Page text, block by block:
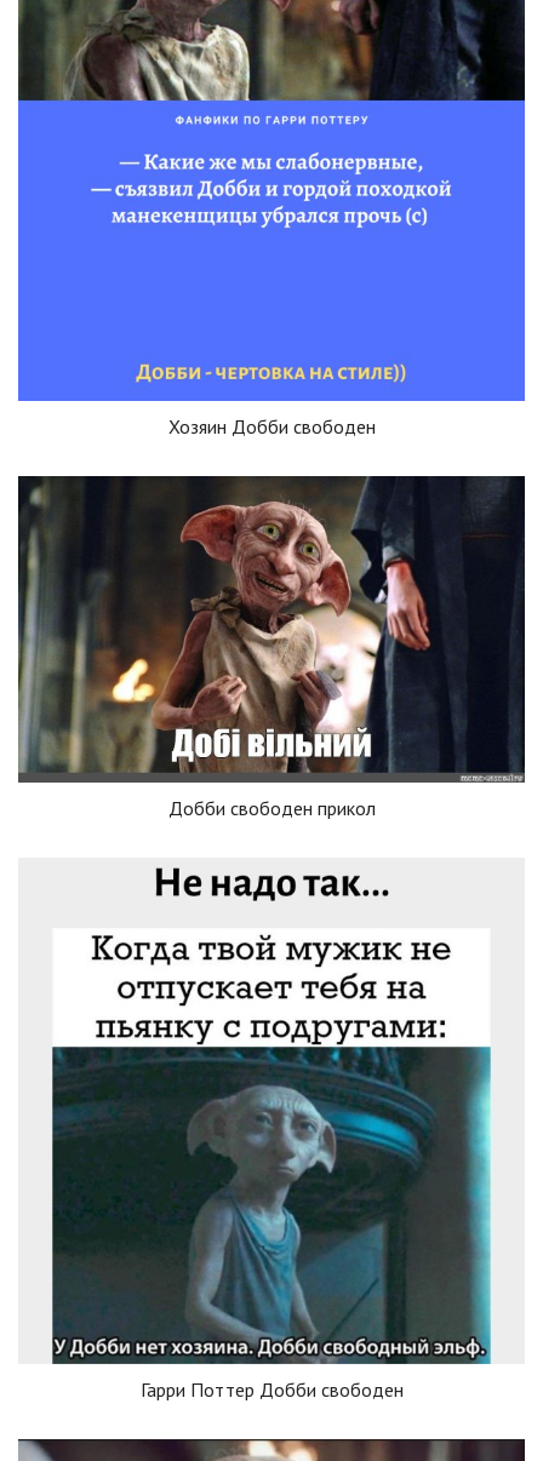
Хозяин Добби свободен
Добби свободен прикол
Гарри Поттер Добби свободен